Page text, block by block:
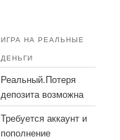
ИГРА НА РЕАЛЬНЫЕ
ДЕНЬГИ
Реальный.Потеря
депозита возможна
Требуется аккаунт и
пополнение